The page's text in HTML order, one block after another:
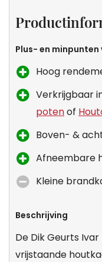
Plus- en minpunten
Hoog
Verkrijgbaar
potenof
Boven- &
Afneembare
Kleine
Beschrijving
De Dik Geurts
vrijstaande